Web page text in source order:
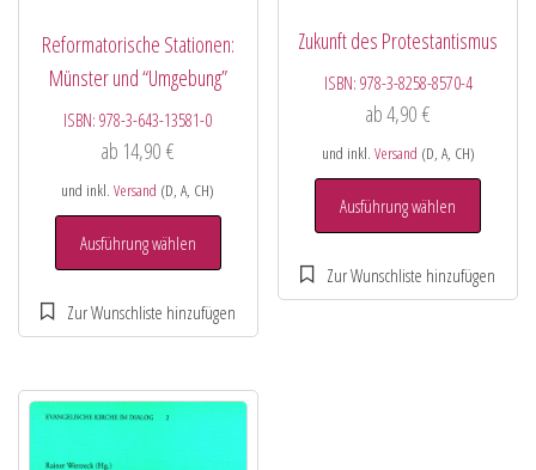
Reformatorische Stationen:
Münster und “Umgebung”
ISBN:978-3-643-13581-0
ab 14,90€
und inkl.Versand (D, A, CH)
Ausführung wählen
Zukunft des Protestantismus
ISBN: 978-3-8258-8570-4
ab4,90€
und inkl. Versand (D, A, CH)
Ausführung wählen